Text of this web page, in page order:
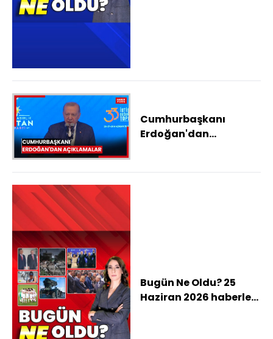
Cumhurbaşkanı
Erdoğan'dan
Bugün Ne Oldu? 25
Haziran 2026 haberleri: